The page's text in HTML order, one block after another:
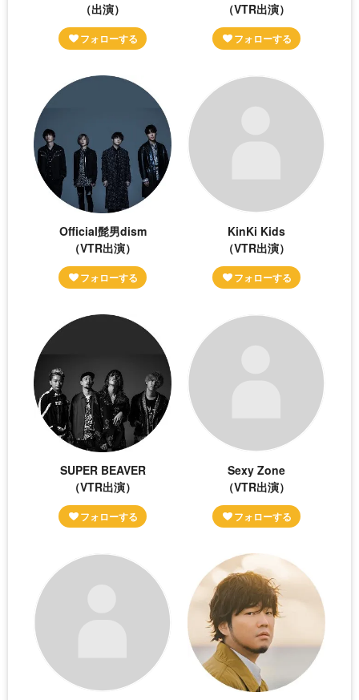
（出演）
（VTR出演）
Official髭男dism
（VTR出演）
KinKi Kids
（VTR出演）
SUPER BEAVER
（VTR出演）
Sexy Zone
（VTR出演）